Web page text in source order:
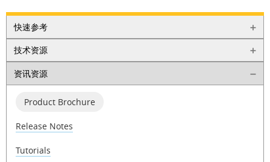
快速参考
技术资源
资讯资源
Product Brochure
Release Notes
Tutorials